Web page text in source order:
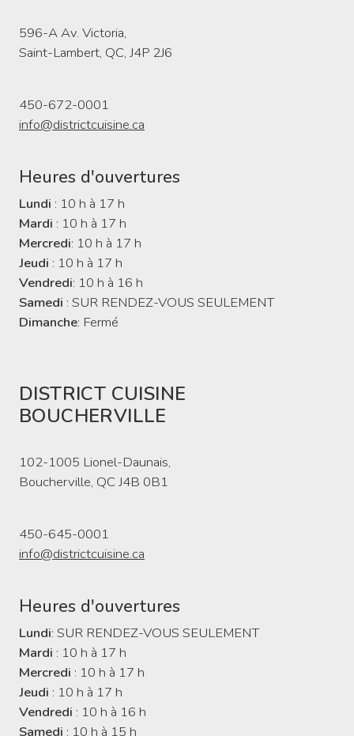
596-A Av. Victoria,
Saint-Lambert, QC, J4P 2J6
450-672-0001
info@districtcuisine.ca
Heures d'ouvertures
Lundi : 10 h à 17 h
Mardi : 10 h à 17 h
Mercredi: 10 h à 17 h
Jeudi : 10 h à 17 h
Vendredi: 10 h à 16 h
Samedi : SUR RENDEZ-VOUS SEULEMENT
Dimanche: Fermé
DISTRICT CUISINE
BOUCHERVILLE
102-1005 Lionel-Daunais,
Boucherville, QC J4B 0B1
450-645-0001
info@districtcuisine.ca
Heures d'ouvertures
Lundi: SUR RENDEZ-VOUS SEULEMENT
Mardi : 10 h à 17 h
Mercredi : 10 h à 17 h
Jeudi : 10 h à 17 h
Vendredi : 10 h à 16 h
Samedi : 10 h à 15 h